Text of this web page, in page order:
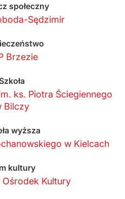
społeczny
Sędzimir
Brzezie
ks. Piotra Ściegiennego
Bilczy
wyższa
w Kielcach
kultury
Ośrodek Kultury